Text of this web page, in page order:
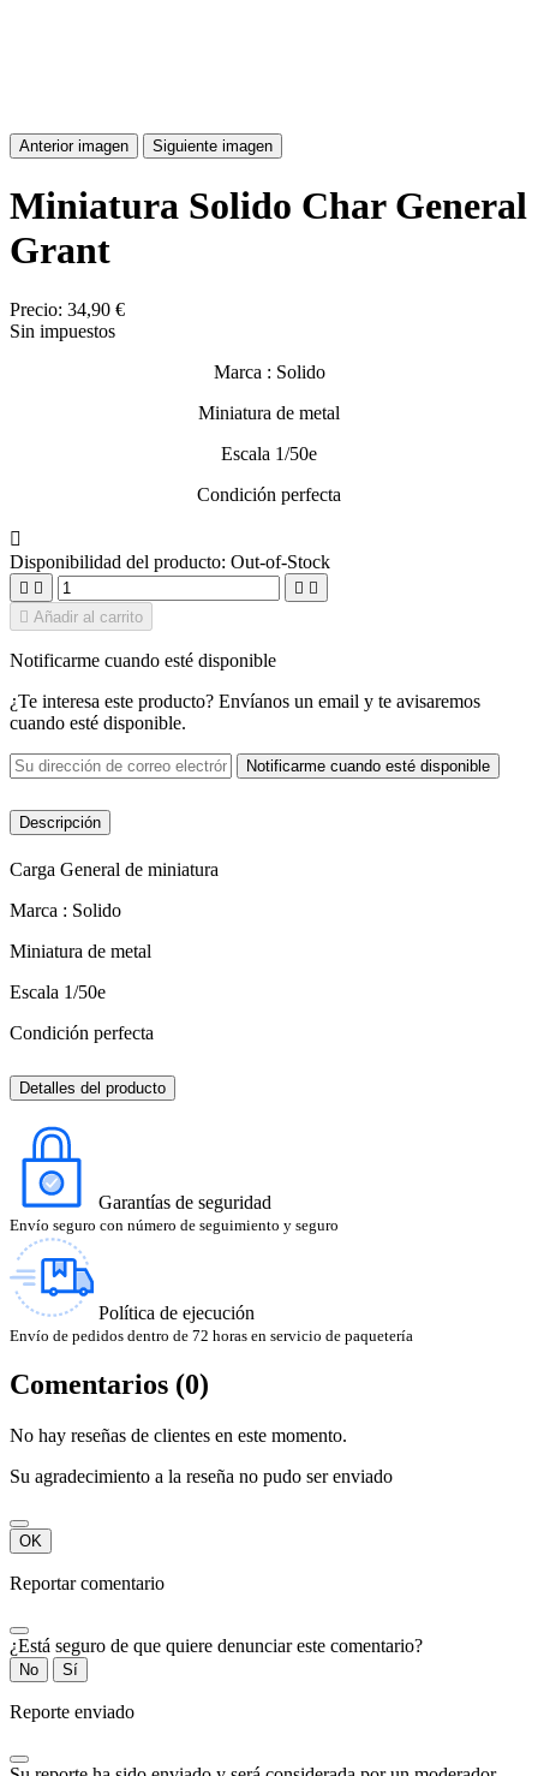
Anterior imagen Siguiente imagen
Miniatura Solido Char General
Grant
Precio: 34,90 €
Sin impuestos
Marca : Solido
Miniatura de metal
Escala 1/50e
Condición perfecta

Disponibilidad del producto: Out-of-Stock
   
 Añadir al carrito
Notificarme cuando esté disponible
¿Te interesa este producto? Envíanos un email y te avisaremos
cuando esté disponible.
Notificarme cuando esté disponible
Descripción
Carga General de miniatura
Marca : Solido
Miniatura de metal
Escala 1/50e
Condición perfecta
Detalles del producto
Garantías de seguridad
Envío seguro con número de seguimiento y seguro
Política de ejecución
Envío de pedidos dentro de 72 horas en servicio de paquetería
Comentarios (0)
No hay reseñas de clientes en este momento.
Su agradecimiento a la reseña no pudo ser enviado
OK
Reportar comentario
¿Está seguro de que quiere denunciar este comentario?
No Sí
Reporte enviado